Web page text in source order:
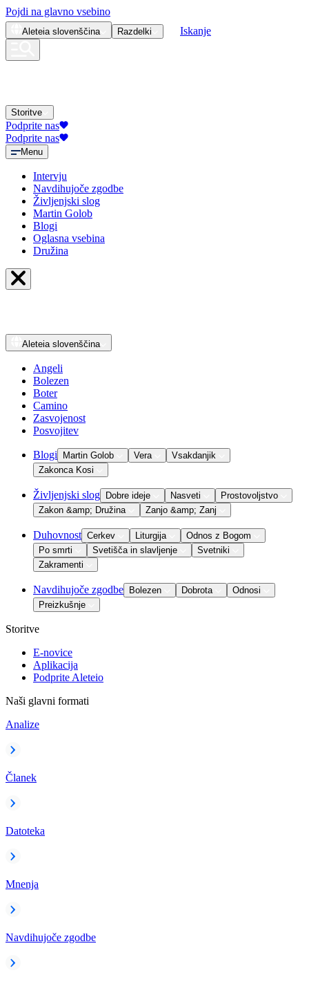
Pojdi na glavno vsebino
Aleteia slovenščina Razdelki Iskanje
Storitve
Podprite nas
Podprite nas
Menu
Intervju
Navdihujoče zgodbe
Življenjski slog
Martin Golob
Blogi
Oglasna vsebina
Družina
Aleteia slovenščina
Angeli
Bolezen
Boter
Camino
Zasvojenost
Posvojitev
Blogi Martin Golob Vera
Vsakdanjik
Zakonca Kosi
Življenjski slog Dobre ideje Nasveti
Prostovoljstvo
Zakon &amp; Družina
Zanjo &amp; Zanj
Duhovnost Cerkev Liturgija
Odnos z Bogom
Po smrti
Svetišča in slavljenje
Svetniki
Zakramenti
Navdihujoče zgodbe Bolezen Dobrota
Odnosi
Preizkušnje
Storitve
E-novice
Aplikacija
Podprite Aleteio
Naši glavni formati
Analize
Članek
Datoteka
Mnenja
Navdihujoče zgodbe